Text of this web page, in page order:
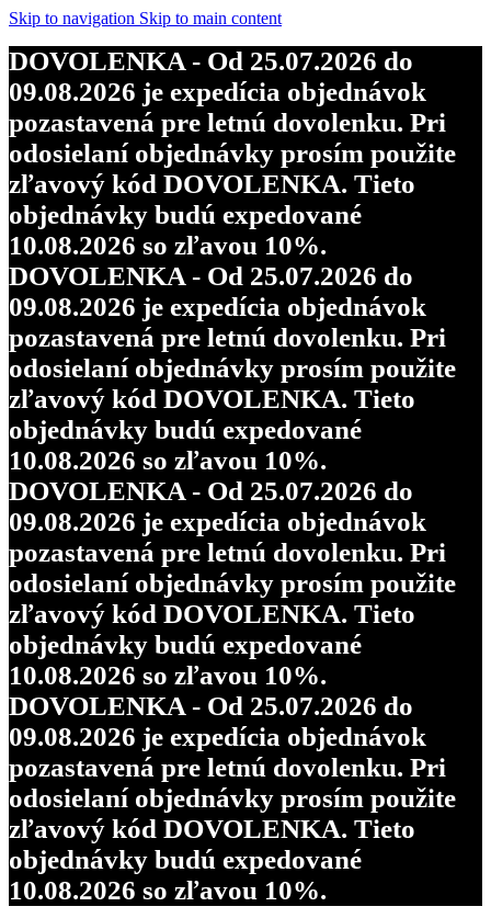
Skip to navigation Skip to main content
10.08.2026 so zľavou 10%.
DOVOLENKA - Od 25.07.2026 do
09.08.2026 je expedícia objednávok
pozastavená pre letnú dovolenku. Pri
odosielaní objednávky prosím použite
zľavový kód DOVOLENKA. Tieto
objednávky budú expedované
10.08.2026 so zľavou 10%.
DOVOLENKA - Od 25.07.2026 do
09.08.2026 je expedícia objednávok
pozastavená pre letnú dovolenku. Pri
odosielaní objednávky prosím použite
zľavový kód DOVOLENKA. Tieto
objednávky budú expedované
10.08.2026 so zľavou 10%.
DOVOLENKA - Od 25.07.2026 do
09.08.2026 je expedícia objednávok
pozastavená pre letnú dovolenku. Pri
odosielaní objednávky prosím použite
zľavový kód DOVOLENKA. Tieto
objednávky budú expedované
10.08.2026 so zľavou 10%.
DOVOLENKA - Od 25.07.2026 do
09.08.2026 je expedícia objednávok
pozastavená pre letnú dovolenku. Pri
odosielaní objednávky prosím použite
zľavový kód DOVOLENKA. Tieto
objednávky budú expedované
10.08.2026 so zľavou 10%.
DOVOLENKA - Od 25.07.2026 do
09.08.2026 je expedícia objednávok
pozastavená pre letnú dovolenku. Pri
odosielaní objednávky prosím použite
zľavový kód DOVOLENKA. Tieto
objednávky budú expedované
10.08.2026 so zľavou 10%.
DOVOLENKA - Od 25.07.2026 do
09.08.2026 je expedícia objednávok
pozastavená pre letnú dovolenku. Pri
odosielaní objednávky prosím použite
zľavový kód DOVOLENKA. Tieto
objednávky budú expedované
10.08.2026 so zľavou 10%.